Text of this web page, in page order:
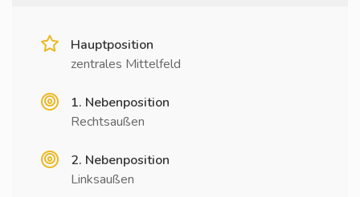
Hauptposition
zentrales Mittelfeld
1. Nebenposition
Rechtsaußen
2. Nebenposition
Linksaußen